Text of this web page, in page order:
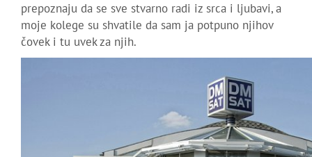
prepoznaju da se sve stvarno radi iz srca i ljubavi, a
moje kolege su shvatile da sam ja potpuno njihov
čovek i tu uvek za njih.